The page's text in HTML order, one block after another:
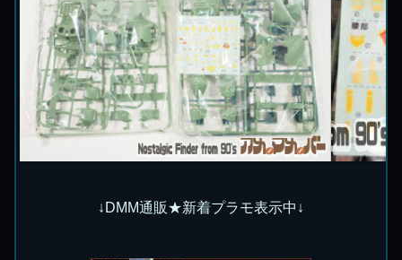
↓DMM通販★新着プラモ表示中↓